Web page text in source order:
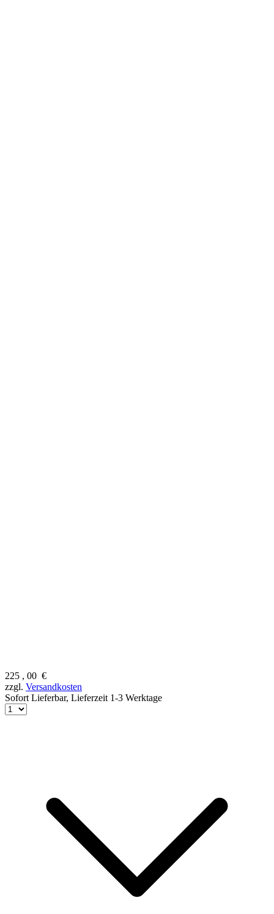
225 , 00 €
zzgl. Versandkosten
Sofort Lieferbar, Lieferzeit 1-3 Werktage